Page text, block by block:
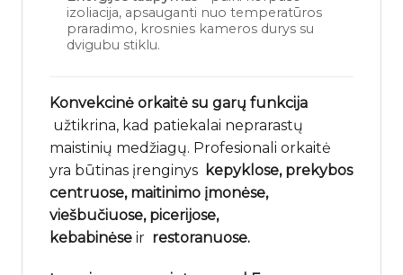
izoliacija, apsauganti nuo temperatūros
praradimo, krosnies kameros durys su
dvigubu stiklu.
Konvekcinė orkaitė su garų funkcija
užtikrina, kad patiekalai neprarastų
maistinių medžiagų. Profesionali orkaitė
yra būtinas įrenginys kepyklose, prekybos
centruose, maitinimo įmonėse,
viešbučiuose, picerijose,
kebabinėse ir restoranuose.